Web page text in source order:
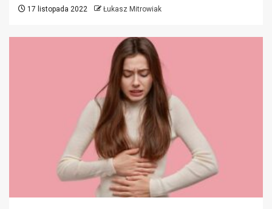
17 listopada 2022 Łukasz Mitrowiak